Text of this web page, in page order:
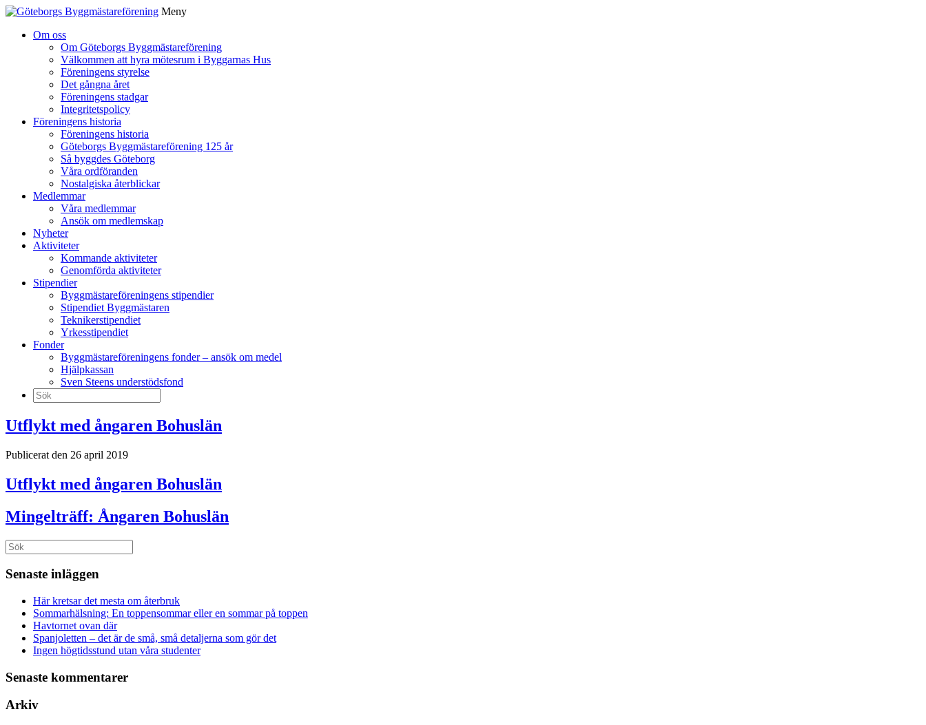
Meny
Om oss
Om Göteborgs Byggmästareförening
Välkommen att hyra mötesrum i Byggarnas Hus
Föreningens styrelse
Det gångna året
Föreningens stadgar
Integritetspolicy
Föreningens historia
Föreningens historia
Göteborgs Byggmästareförening 125 år
Så byggdes Göteborg
Våra ordföranden
Nostalgiska återblickar
Medlemmar
Våra medlemmar
Ansök om medlemskap
Nyheter
Aktiviteter
Kommande aktiviteter
Genomförda aktiviteter
Stipendier
Byggmästareföreningens stipendier
Stipendiet Byggmästaren
Teknikerstipendiet
Yrkesstipendiet
Fonder
Byggmästareföreningens fonder – ansök om medel
Hjälpkassan
Sven Steens understödsfond
Sök
efter:
Utflykt med ångaren Bohuslän
Publicerat den 26 april 2019
Utflykt med ångaren Bohuslän
Mingelträff: Ångaren Bohuslän
Sök
efter:
Senaste inläggen
Här kretsar det mesta om återbruk
Sommarhälsning: En toppensommar eller en sommar på toppen
Havtornet ovan där
Spanjoletten – det är de små, små detaljerna som gör det
Ingen högtidsstund utan våra studenter
Senaste kommentarer
Arkiv